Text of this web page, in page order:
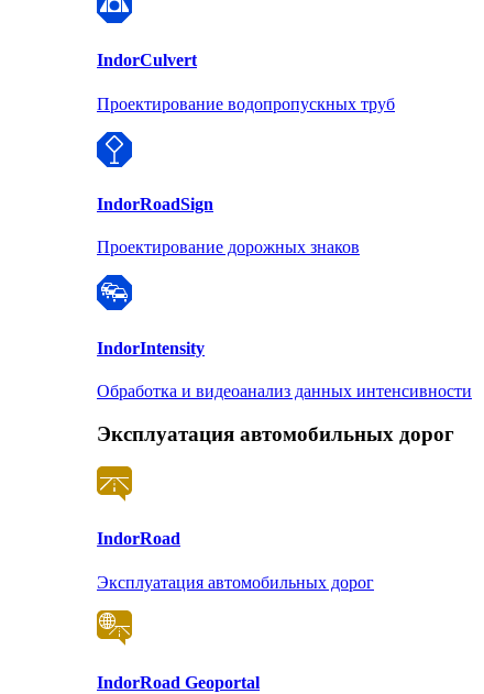
IndorCulvert
Проектирование водопропускных труб
IndorRoadSign
Проектирование дорожных знаков
IndorIntensity
Обработка и видеоанализ данных интенсивности
Эксплуатация автомобильных дорог
IndorRoad
Эксплуатация автомобильных дорог
IndorRoad Geoportal